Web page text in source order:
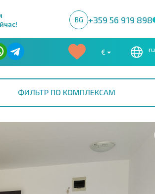
BG +359 56 919 898
€ ru
ФИЛЬТР ПО КОМПЛЕКСАМ